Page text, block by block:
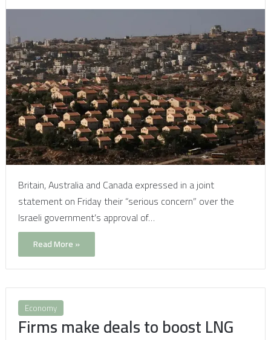
Britain, Australia and Canada expressed in a joint
statement on Friday their “serious concern” over the
Israeli government’s approval of…
Read More »
Economy
Firms make deals to boost LNG